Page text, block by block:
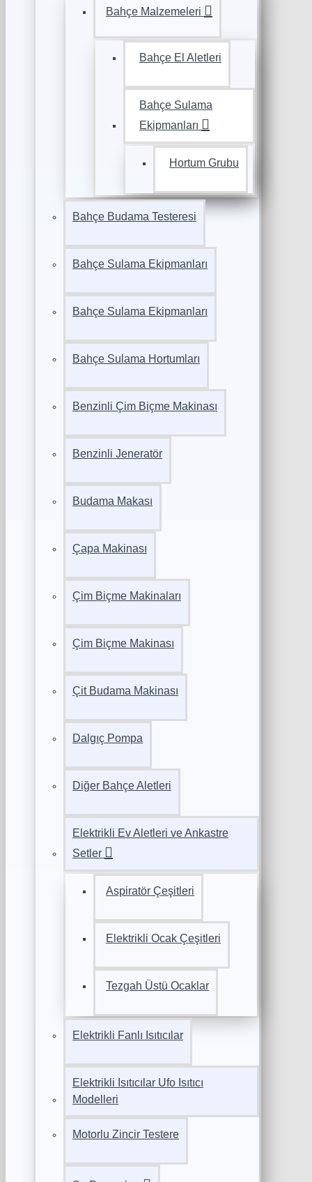
Bahçe Malzemeleri
Bahçe El Aletleri
Bahçe Sulama
Ekipmanları
Hortum Grubu
Bahçe Budama Testeresi
Bahçe Sulama Ekipmanları
Bahçe Sulama Ekipmanları
Bahçe Sulama Hortumları
Benzinli Çim Biçme Makinası
Benzinli Jeneratör
Budama Makası
Çapa Makinası
Çim Biçme Makinaları
Çim Biçme Makinası
Çit Budama Makinası
Dalgıç Pompa
Diğer Bahçe Aletleri
Elektrikli Ev Aletleri ve Ankastre
Setler
Aspiratör Çeşitleri
Elektrikli Ocak Çeşitleri
Tezgah Üstü Ocaklar
Elektrikli Fanlı Isıtıcılar
Elektrikli Isıtıcılar Ufo Isıtıcı
Modelleri
Motorlu Zincir Testere